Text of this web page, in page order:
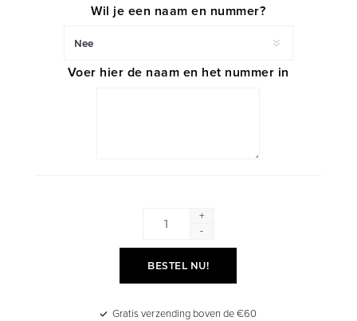
Wil je een naam en nummer?
Voer hier de naam en het nummer in
+
-
BESTEL NU!
Gratis verzending boven de €60